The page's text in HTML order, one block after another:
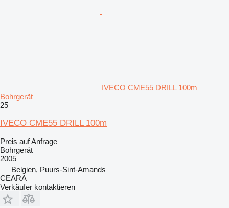
IVECO CME55 DRILL 100m
Bohrgerät
25
IVECO CME55 DRILL 100m
Preis auf Anfrage
Bohrgerät
2005
Belgien, Puurs-Sint-Amands
CEARA
Verkäufer kontaktieren